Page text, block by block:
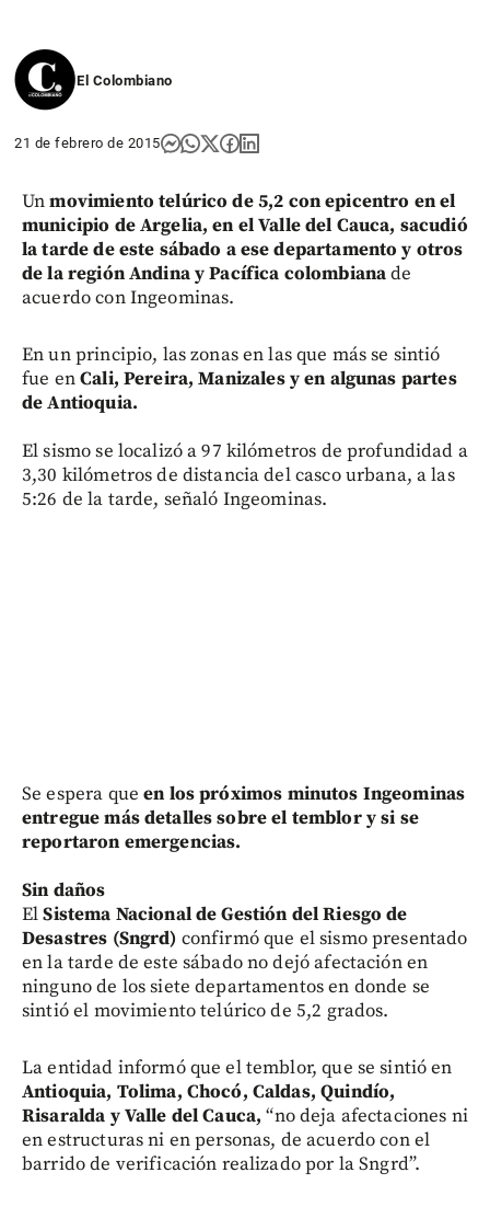
El Colombiano
21 de febrero de 2015
Unmovimiento telúrico de 5,2 con epicentro en el
municipio de Argelia, en el Valle del Cauca, sacudió
la tarde de este sábado a ese departamento y otros
de la región Andina y Pacífica colombianade
acuerdo con Ingeominas.
En un principio, las zonas en las que más se sintió
fue enCali, Pereira, Manizales y en algunas partes
de Antioquia.
El sismo se localizó a 97 kilómetros de profundidad a
3,30 kilómetros de distancia del casco urbana, a las
5:26 de la tarde, señaló Ingeominas.
Se espera queen los próximos minutos Ingeominas
entregue más detalles sobre el temblor y si se
reportaron emergencias.
Sin daños
ElSistema Nacional de Gestión del Riesgo de
Desastres (Sngrd) confirmó que el sismo presentado
en la tarde de este sábado no dejó afectación en
ninguno de los siete departamentos en donde se
sintió el movimiento telúrico de 5,2 grados.
La entidad informó que el temblor, que se sintió en
Antioquia, Tolima, Chocó, Caldas, Quindío,
Risaralda y Valle del Cauca,“no deja afectaciones ni
en estructuras ni en personas, de acuerdo con el
barrido de verificación realizado por la Sngrd”.